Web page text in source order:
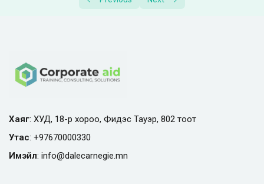
Хаяг: ХУД, 18-р хороо, Фидэс Тауэр, 802 тоот
Утас: +97670000330
Имэйл: info@dalecarnegie.mn